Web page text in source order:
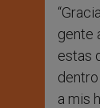
gente
estas
a mis